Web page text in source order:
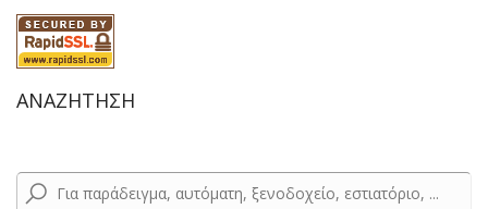
ΑΝΑΖΗΤΗΣΗ